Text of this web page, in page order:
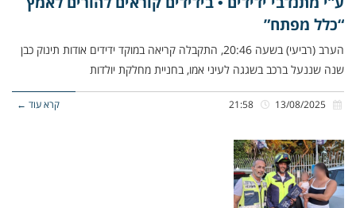
“כלל מפתח”
הערב (רביעי) בשעה 20:46, התקבלה קריאה במוקד ידידים אודות תינוק כבן
שנה שננעל ברכב בשגגה לעיני אמו, בחניית מחלקת יולדות
קרא עוד ←